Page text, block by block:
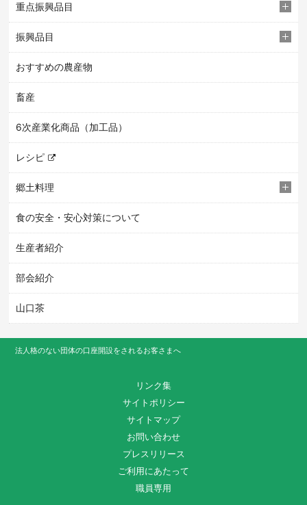
重点振興品目
振興品目
おすすめの農産物
畜産
6次産業化商品（加工品）
レシピ
郷土料理
食の安全・安心対策について
生産者紹介
部会紹介
山口茶
法人格のない団体の口座開設をされるお客さまへ
リンク集
サイトポリシー
サイトマップ
お問い合わせ
プレスリリース
ご利用にあたって
職員専用